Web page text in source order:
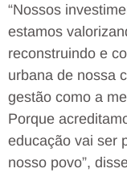
“Nossos
estamos
reconstruindo e
urbana de nossa
gestão como a
Porque
educação vai ser
nosso povo”,